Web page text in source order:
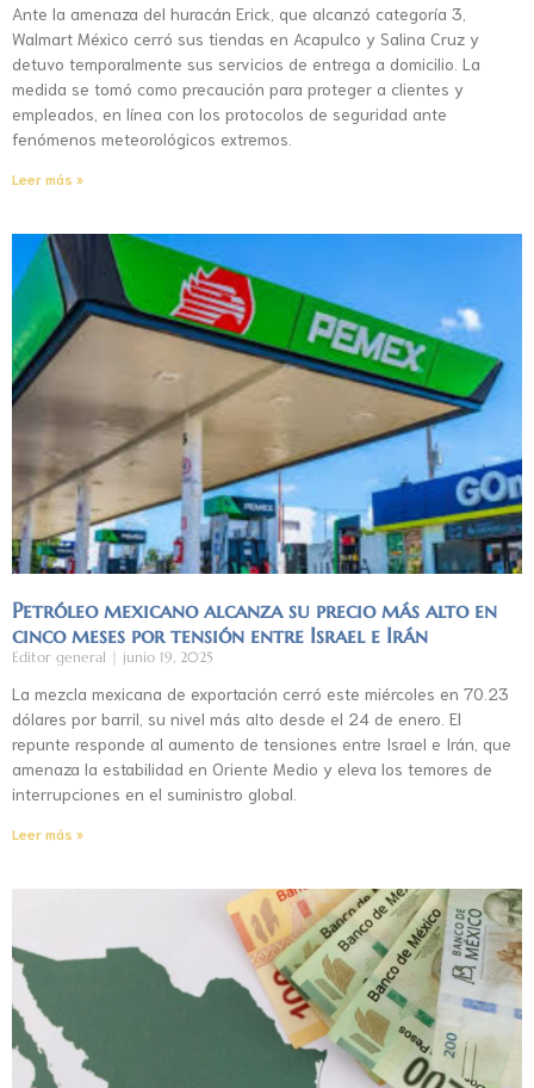
Ante la amenaza del huracán Erick, que alcanzó categoría 3,
Walmart México cerró sus tiendas en Acapulco y Salina Cruz y
detuvo temporalmente sus servicios de entrega a domicilio. La
medida se tomó como precaución para proteger a clientes y
empleados, en línea con los protocolos de seguridad ante
fenómenos meteorológicos extremos.
Leer más »
Petróleo mexicano alcanza su precio más alto en
cinco meses por tensión entre Israel e Irán
Editor general junio 19, 2025
La mezcla mexicana de exportación cerró este miércoles en 70.23
dólares por barril, su nivel más alto desde el 24 de enero. El
repunte responde al aumento de tensiones entre Israel e Irán, que
amenaza la estabilidad en Oriente Medio y eleva los temores de
interrupciones en el suministro global.
Leer más »